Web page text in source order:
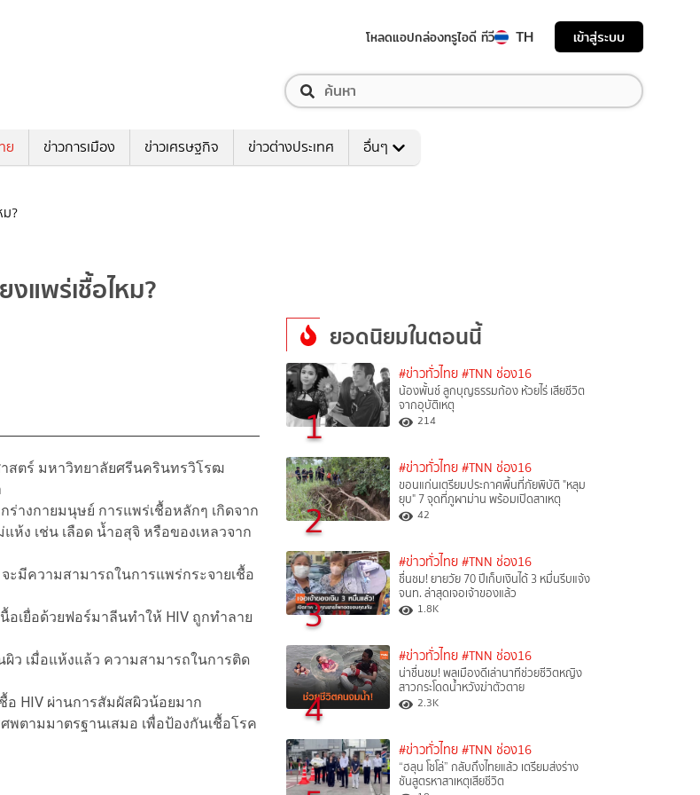
โหลดแอปกล่องทรูไอดี ทีวี TH เข้าสู่ระบบ
ย ข่าวการเมือง ข่าวเศรษฐกิจ ข่าวต่างประเทศ อื่นๆ
ม?
แพร่เชื้อไหม?
สตร์ มหาวิทยาลัยศรีนครินทรวิโรฒ
างกายมนุษย์ การแพร่เชื้อหลักๆ เกิดจาก
ห้ง เช่น เลือด น้ำอสุจิ หรือของเหลวจาก
ะมีความสามารถในการแพร่กระจายเชื้อ
อเยื่อด้วยฟอร์มาลีนทำให้ HIV ถูกทำลาย
ผิว เมื่อแห้งแล้ว ความสามารถในการติด
HIV ผ่านการสัมผัสผิวน้อยมาก
ตามมาตรฐานเสมอ เพื่อป้องกันเชื้อโรค
ยอดนิยมในตอนนี้
1
#ข่าวทั่วไทย #TNN ช่อง16
น้องพั้นช์ ลูกบุญธรรมก้อง ห้วยไร่ เสียชีวิต
จากอุบัติเหตุ
214
2
#ข่าวทั่วไทย #TNN ช่อง16
ขอนแก่นเตรียมประกาศพื้นที่ภัยพิบัติ "หลุม
ยุบ" 7 จุดที่ภูผาม่าน พร้อมเปิดสาเหตุ
42
3
#ข่าวทั่วไทย #TNN ช่อง16
ชื่นชม! ยายวัย 70 ปีเก็บเงินได้ 3 หมื่นรีบแจ้ง
จนท. ล่าสุดเจอเจ้าของแล้ว
1.8K
4
#ข่าวทั่วไทย #TNN ช่อง16
น่าชื่นชม! พลเมืองดีเล่านาทีช่วยชีวิตหญิง
สาวกระโดดน้ำหวังฆ่าตัวตาย
2.3K
#ข่าวทั่วไทย #TNN ช่อง16
“ฮลุน โซโล่” กลับถึงไทยแล้ว เตรียมส่งร่าง
ชันสูตรหาสาเหตุเสียชีวิต